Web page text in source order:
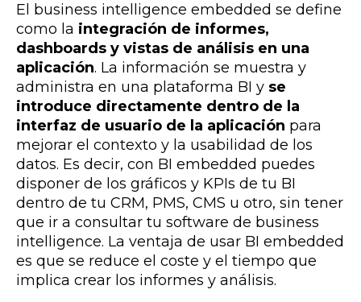
El business intelligence embedded se define
como la integración de informes,
dashboards y vistas de análisis en una
aplicación. La información se muestra y
administra en una plataforma BI y se
introduce directamente dentro de la
interfaz de usuario de la aplicación para
mejorar el contexto y la usabilidad de los
datos. Es decir, con BI embedded puedes
disponer de los gráficos y KPIs de tu BI
dentro de tu CRM, PMS, CMS u otro, sin tener
que ir a consultar tu software de business
intelligence. La ventaja de usar BI embedded
es que se reduce el coste y el tiempo que
implica crear los informes y análisis.